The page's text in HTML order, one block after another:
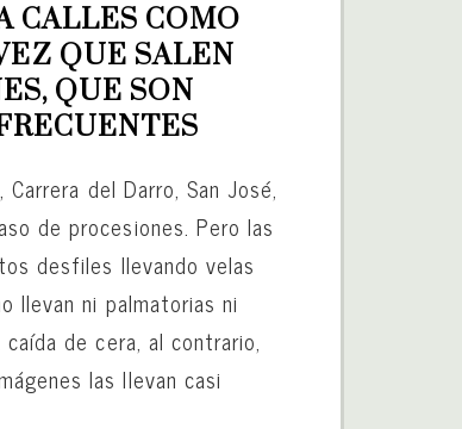
CALLES COMO
QUE SALEN
QUE SON
del Darro, San José,
de procesiones. Pero las
desfiles llevando velas
llevan ni palmatorias ni
de cera, al contrario,
las llevan casi